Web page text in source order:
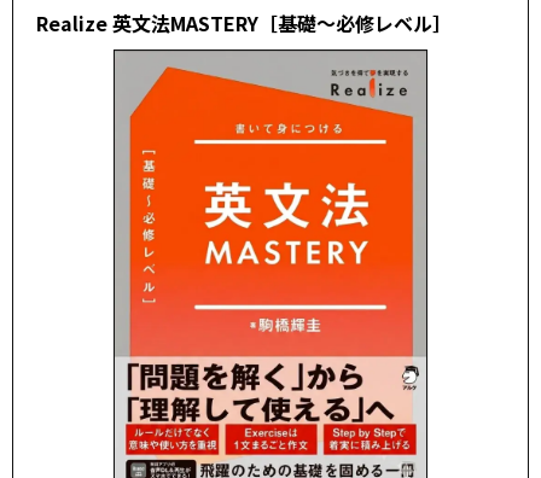
Realize 英文法MASTERY［基礎～必修レベル］